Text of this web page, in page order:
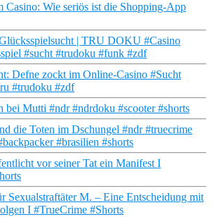
Casino: Wie seriös ist die Shopping-App
| TRU DOKU #Casino
#sucht #trudoku #funk #zdf
Defne zockt im Online-Casino #Sucht
#trudoku #zdf
bei Mutti #ndr #ndrdoku #scooter #shorts
die Toten im Dschungel #ndr #truecrime
#brasilien #shorts
vor seiner Tat ein Manifest I
Sexualstraftäter M. – Eine Entscheidung mit
I #TrueCrime #Shorts